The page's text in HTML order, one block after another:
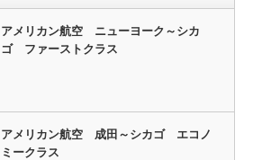
アメリカン航空 ニューヨーク～シカ
ゴ ファーストクラス
アメリカン航空 成田～シカゴ エコノ
ミークラス